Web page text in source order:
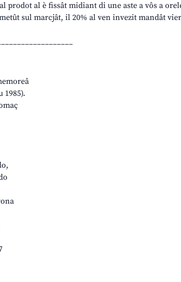
prodot al è fissât midiant di une aste a vôs a
sul marcjât, il 20% al ven invezit mandât
1985).